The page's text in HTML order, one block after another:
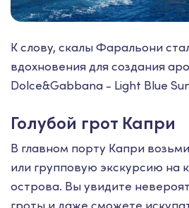
К слову, скалы Фаральони
вдохновения для создания
Dolce&Gabbana - Light Blue
Голубой грот Капри
В главном порту Капри
или групповую экскурсию на
острова. Вы увидите